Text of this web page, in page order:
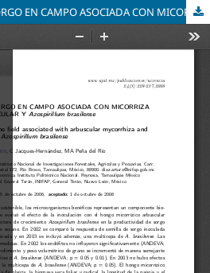
PRODUCTIVIDAD DE SORGO EN CAMPO ASOCIADA CON MICORRIZA ARBUSCULAR Y